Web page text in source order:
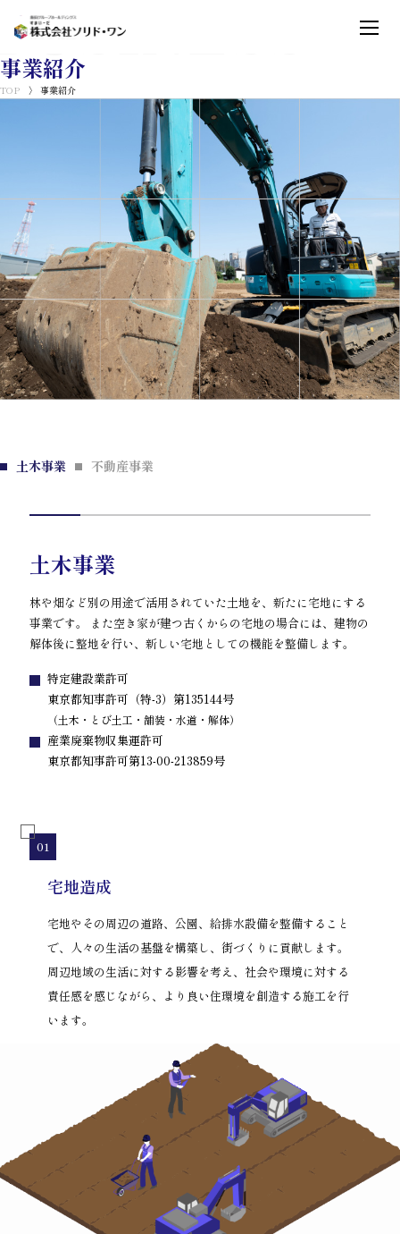
事業紹介
TOP 事業紹介
土木事業 不動産事業
土木事業
林や畑など別の用途で活用されていた土地を、新たに宅地にする
事業です。 また空き家が建つ古くからの宅地の場合には、建物の
解体後に整地を行い、新しい宅地としての機能を整備します。
特定建設業許可
東京都知事許可（特-3）第135144号
（土木・とび土工・舗装・水道・解体）
産業廃棄物収集運許可
東京都知事許可第13-00-213859号
宅地造成
宅地やその周辺の道路、公園、給排水設備を整備すること
で、人々の生活の基盤を構築し、街づくりに貢献します。
周辺地域の生活に対する影響を考え、社会や環境に対する
責任感を感じながら、より良い住環境を創造する施工を行
います。